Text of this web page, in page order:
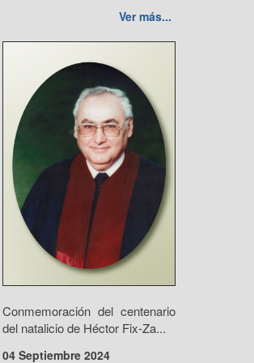
Ver más...
Conmemoración del centenario
del natalicio de Héctor Fix-Za...
04 Septiembre 2024